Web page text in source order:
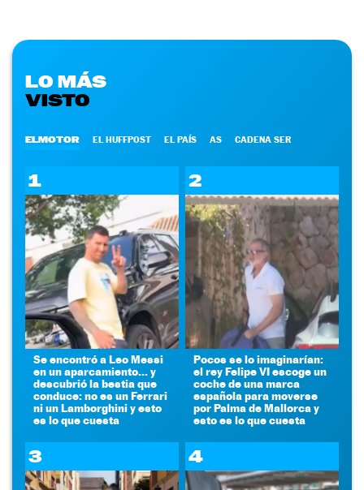
LO MÁS
VISTO
ELMOTOR EL HUFFPOST EL PAÍS AS CADENA SER
1
Se encontró a Leo Messi
en un aparcamiento... y
descubrió la bestia que
conduce: no es un Ferrari
ni un Lamborghini y esto
es lo que cuesta
2
Pocos se lo imaginarían:
el rey Felipe VI escoge un
coche de una marca
española para moverse
por Palma de Mallorca y
esto es lo que cuesta
3 4